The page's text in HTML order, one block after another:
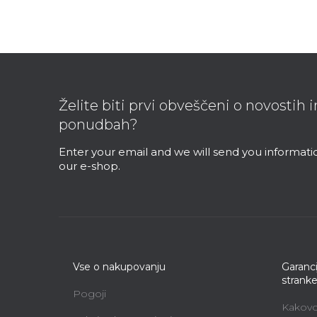
Želite biti prvi obveščeni o novostih
ponudbah?
Enter your email and we will send you
our e-shop.
Vse o nakupovanju
Pogoji